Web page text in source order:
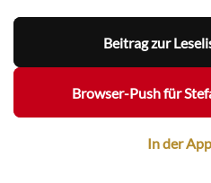
Beitrag zur
Browser-Push für
In der